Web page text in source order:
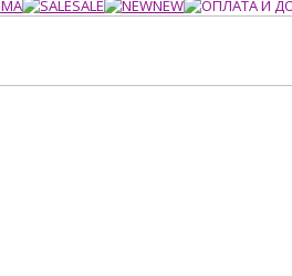
SALE NEW